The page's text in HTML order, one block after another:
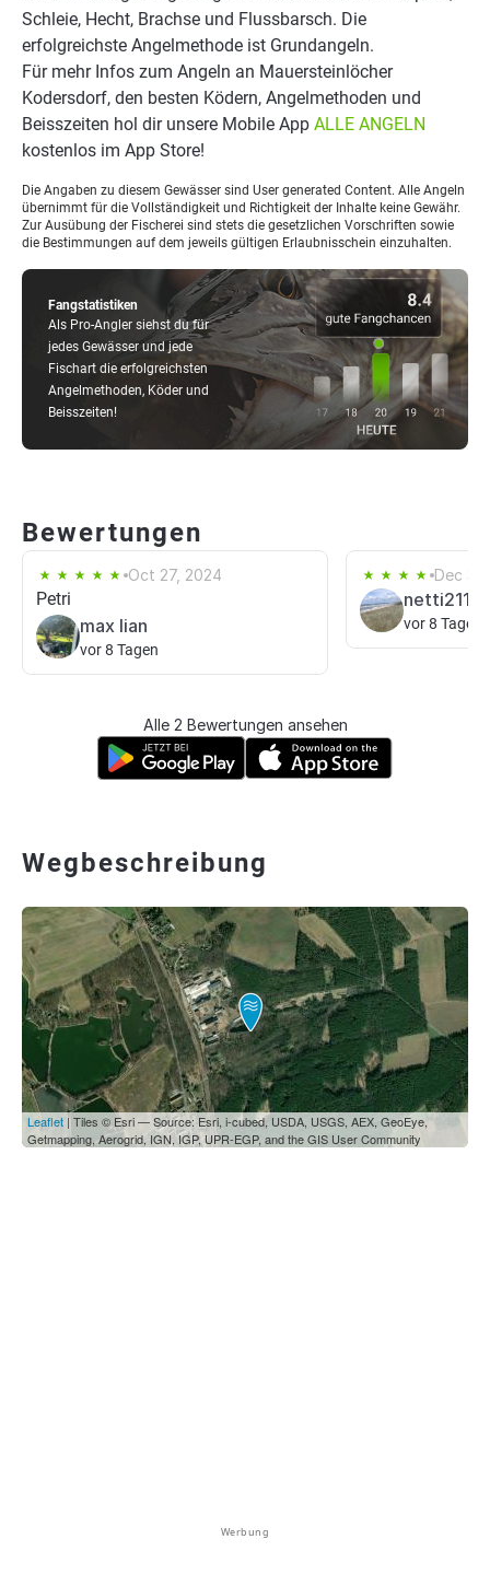
Fangstatistiken
Als Pro-Angler siehst du für
jedes Gewässer und jede
Fischart die erfolgreichsten
Angelmethoden, Köder und
Beisszeiten!
Schleie, Hecht, Brachse und Flussbarsch. Die
erfolgreichste Angelmethode ist Grundangeln.
Für mehr Infos zum Angeln an Mauersteinlöcher
Kodersdorf, den besten Ködern, Angelmethoden und
Beisszeiten hol dir unsere Mobile App ALLE ANGELN
kostenlos im App Store!
Die Angaben zu diesem Gewässer sind User generated Content. Alle Angeln
übernimmt für die Vollständigkeit und Richtigkeit der Inhalte keine Gewähr.
Zur Ausübung der Fischerei sind stets die gesetzlichen Vorschriften sowie
die Bestimmungen auf dem jeweils gültigen Erlaubnisschein einzuhalten.
Bewertungen
Oct 27, 2024
Petri
max lian
vor 8 Tagen
Dec
netti2112
vor 8 Tagen
Alle 2 Bewertungen ansehen
Wegbeschreibung
Leaflet | Tiles © Esri — Source: Esri, i-cubed, USDA, USGS, AEX, GeoEye,
Getmapping, Aerogrid, IGN, IGP, UPR-EGP, and the GIS User Community
Werbung